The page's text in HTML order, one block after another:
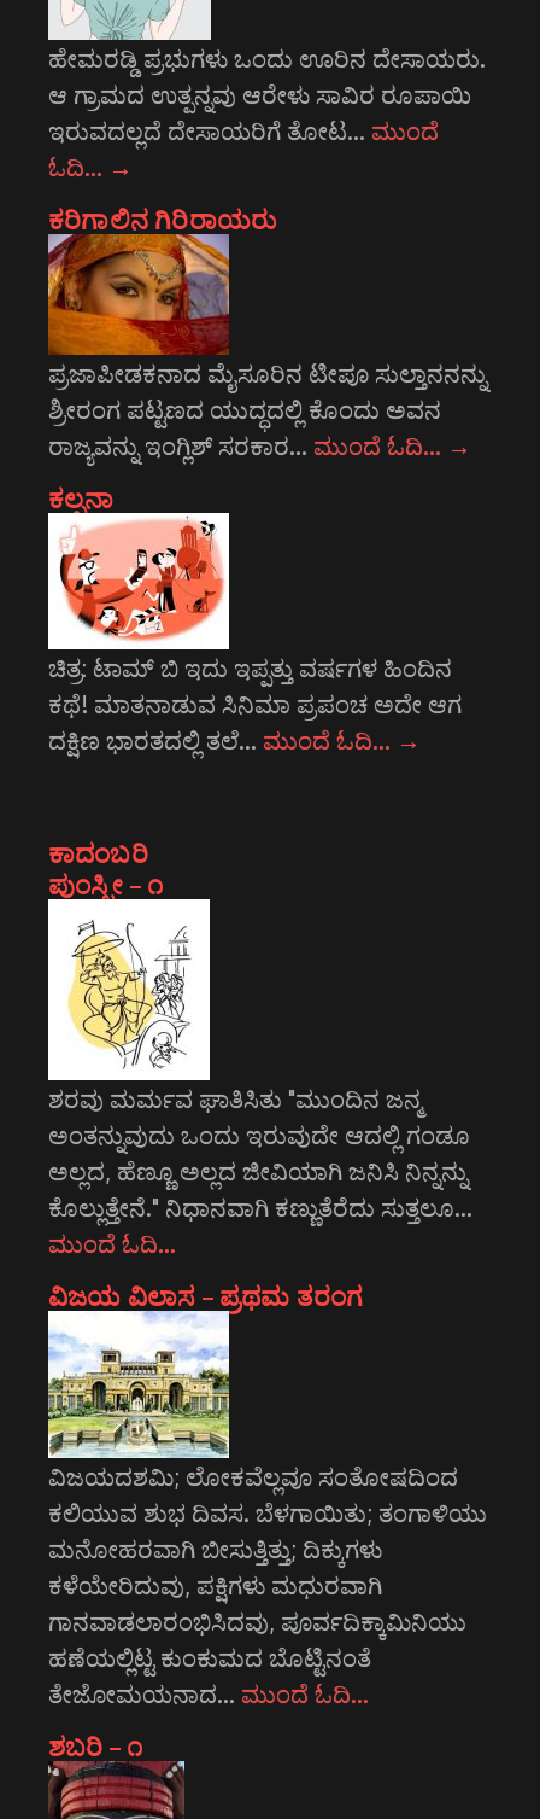
ಹೇಮರಡ್ಡಿ ಪ್ರಭುಗಳು ಒಂದು ಊರಿನ ದೇಸಾಯರು.
ಆ ಗ್ರಾಮದ ಉತ್ಪನ್ನವು ಆರೇಳು ಸಾವಿರ ರೂಪಾಯಿ
ಇರುವದಲ್ಲದೆ ದೇಸಾಯರಿಗೆ ತೋಟ… ಮುಂದೆ
ಓದಿ… →
ಕರಿಗಾಲಿನ ಗಿರಿರಾಯರು
ಪ್ರಜಾಪೀಡಕನಾದ ಮೈಸೂರಿನ ಟೀಪೂ ಸುಲ್ತಾನನನ್ನು
ಶ್ರೀರಂಗ ಪಟ್ಟಣದ ಯುದ್ಧದಲ್ಲಿ ಕೊಂದು ಅವನ
ರಾಜ್ಯವನ್ನು ಇಂಗ್ಲಿಶ್ ಸರಕಾರ… ಮುಂದೆ ಓದಿ… →
ಕಲ್ಪನಾ
ಚಿತ್ರ: ಟಾಮ್ ಬಿ ಇದು ಇಪ್ಪತ್ತು ವರ್ಷಗಳ ಹಿಂದಿನ
ಕಥೆ! ಮಾತನಾಡುವ ಸಿನಿಮಾ ಪ್ರಪಂಚ ಅದೇ ಆಗ
ದಕ್ಷಿಣ ಭಾರತದಲ್ಲಿ ತಲೆ… ಮುಂದೆ ಓದಿ… →
ಕಾದಂಬರಿ
ಪುಂಸ್ತ್ರೀ – ೧
ಶರವು ಮರ್ಮವ ಘಾತಿಸಿತು "ಮುಂದಿನ ಜನ್ಮ
ಅಂತನ್ನುವುದು ಒಂದು ಇರುವುದೇ ಆದಲ್ಲಿ ಗಂಡೂ
ಅಲ್ಲದ, ಹೆಣ್ಣೂ ಅಲ್ಲದ ಜೀವಿಯಾಗಿ ಜನಿಸಿ ನಿನ್ನನ್ನು
ಕೊಲ್ಲುತ್ತೇನೆ." ನಿಧಾನವಾಗಿ ಕಣ್ಣುತೆರೆದು ಸುತ್ತಲೂ…
ಮುಂದೆ ಓದಿ…
ವಿಜಯ ವಿಲಾಸ – ಪ್ರಥಮ ತರಂಗ
ವಿಜಯದಶಮಿ; ಲೋಕವೆಲ್ಲವೂ ಸಂತೋಷದಿಂದ
ಕಲಿಯುವ ಶುಭ ದಿವಸ. ಬೆಳಗಾಯಿತು; ತಂಗಾಳಿಯು
ಮನೋಹರವಾಗಿ ಬೀಸುತ್ತಿತ್ತು; ದಿಕ್ಕುಗಳು
ಕಳೆಯೇರಿದುವು, ಪಕ್ಷಿಗಳು ಮಧುರವಾಗಿ
ಗಾನವಾಡಲಾರಂಭಿಸಿದವು, ಪೂರ್ವದಿಕ್ಕಾಮಿನಿಯು
ಹಣೆಯಲ್ಲಿಟ್ಟ ಕುಂಕುಮದ ಬೊಟ್ಟಿನಂತೆ
ತೇಜೋಮಯನಾದ… ಮುಂದೆ ಓದಿ…
ಶಬರಿ – ೧